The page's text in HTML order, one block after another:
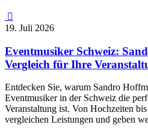

19. Juli 2026
Eventmusiker Schweiz:
Vergleich für Ihre
Entdecken Sie, warum Sandro
Eventmusiker in der Schweiz die
Veranstaltung ist. Von Hochzeiten
vergleichen Leistungen und geben